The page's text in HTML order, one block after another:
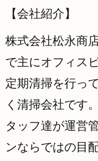
【会社紹介】
株式会社松永商
で主にオフィス
定期清掃を行っ
く清掃会社です
タッフ達が運営
ンならではの目